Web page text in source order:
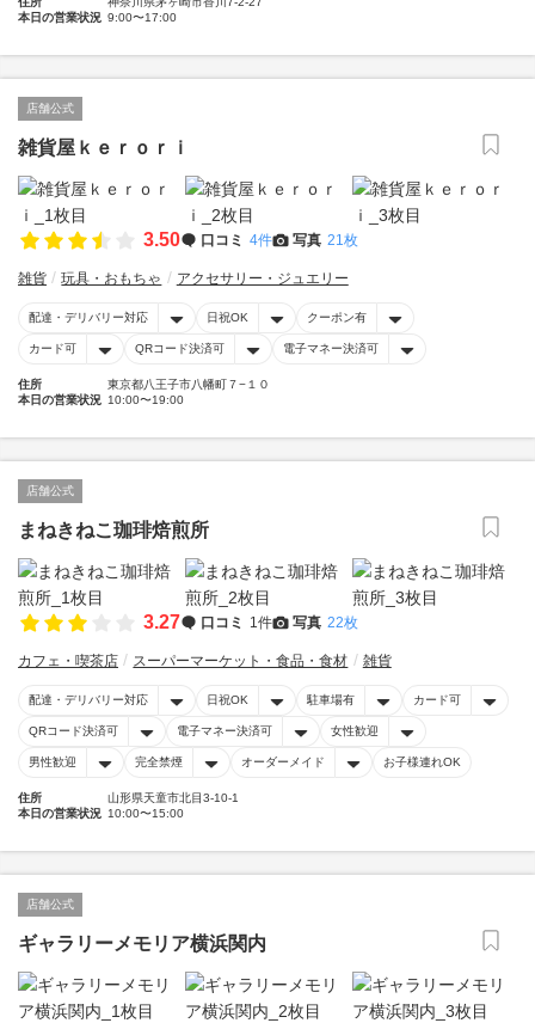
本日の営業状況 9:00〜17:00
店舗公式
雑貨屋ｋｅｒｏｒｉ
3.50 口コミ 4件 写真 21枚
雑貨 玩具・おもちゃ アクセサリー・ジュエリー
配達・デリバリー対応 日祝OK クーポン有
カード可 QRコード決済可 電子マネー決済可
住所
東京都八王子市八幡町７−１０
本日の営業状況 10:00〜19:00
店舗公式
まねきねこ珈琲焙煎所
3.27 口コミ 1件 写真 22枚
カフェ・喫茶店 スーパーマーケット・食品・食材 雑貨
配達・デリバリー対応 日祝OK 駐車場有 カード可
QRコード決済可 電子マネー決済可 女性歓迎
男性歓迎 完全禁煙 オーダーメイド お子様連れOK
住所
山形県天童市北目3-10-1
本日の営業状況 10:00〜15:00
店舗公式
ギャラリーメモリア横浜関内